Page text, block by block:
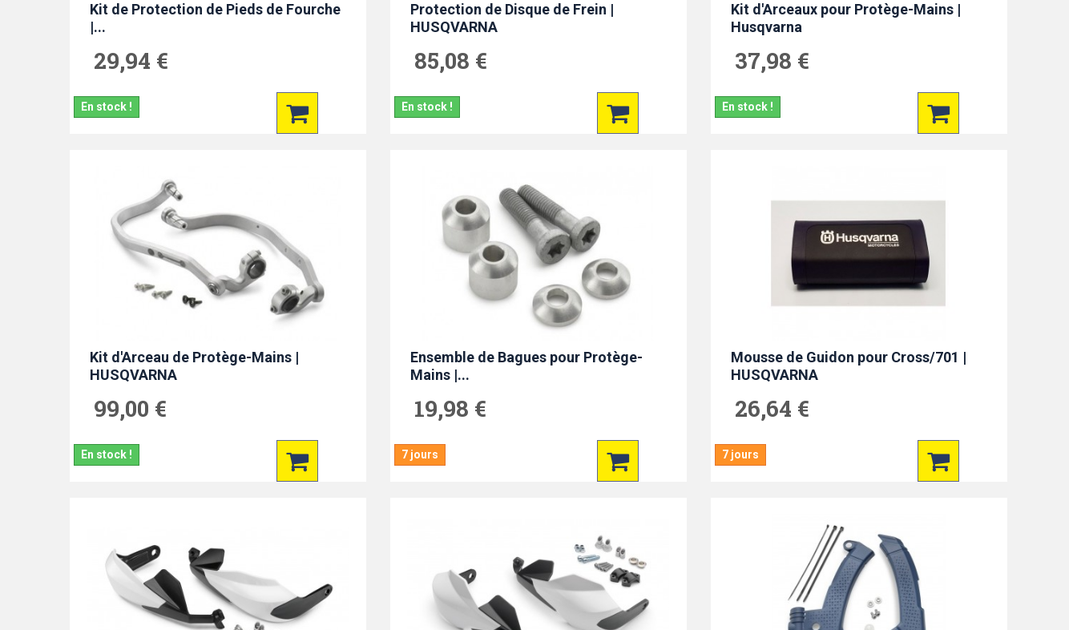
Kit de Protection de Pieds de Fourche
|...
29,94 €
En stock !
Protection de Disque de Frein |
HUSQVARNA
85,08 €
En stock !
Kit d'Arceaux pour Protège-Mains |
Husqvarna
37,98 €
En stock !
Kit d'Arceau de Protège-Mains |
HUSQVARNA
99,00 €
En stock !
Ensemble de Bagues pour Protège-
Mains |...
19,98 €
7 jours
Mousse de Guidon pour Cross/701 |
HUSQVARNA
26,64 €
7 jours